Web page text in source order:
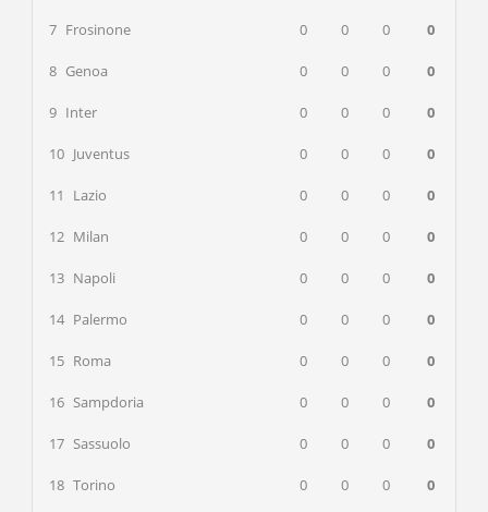
7 Frosinone 0 0 0 0
8 Genoa 0 0 0 0
9 Inter 0 0 0 0
10 Juventus 0 0 0 0
11 Lazio 0 0 0 0
12 Milan 0 0 0 0
13 Napoli 0 0 0 0
14 Palermo 0 0 0 0
15 Roma 0 0 0 0
16 Sampdoria 0 0 0 0
17 Sassuolo 0 0 0 0
18 Torino 0 0 0 0